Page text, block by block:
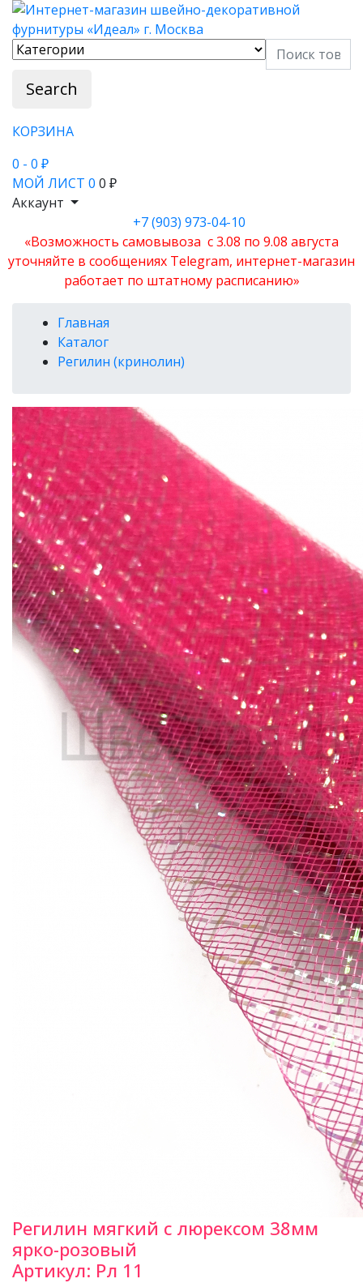
Search
КОРЗИНА
0 - 0 ₽
МОЙ ЛИСТ 0 0 ₽
Аккаунт
+7 (903) 973-04-10
«Возможность самовывоза с 3.08 по 9.08 августа
уточняйте в сообщениях Telegram, интернет-магазин
работает по штатному расписанию»
Главная
Каталог
Регилин (кринолин)
Регилин мягкий с люрексом 38мм
ярко-розовый
Артикул: Рл 11